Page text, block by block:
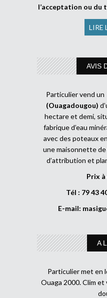
l’acceptation ou du
LIRE
AVIS
Particulier vend
(Ouagadougou)
hectare et demi,
fabrique d’eau
avec des poteaux
une maisonnette
d’attribution et
Prix
Tél : 79 43
E-mail:
A
Particulier met en
Ouaga 2000. Clim